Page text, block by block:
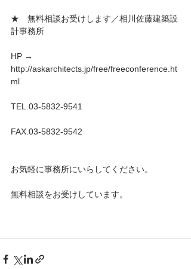
★　無料相談お受けします／相川佐藤建築設
計事務所
HP →
http://askarchitects.jp/free/freeconference.ht
ml
TEL.03-5832-9541
FAX.03-5832-9542
お気軽に事務所にいらしてください。
無料相談をお受けしています。